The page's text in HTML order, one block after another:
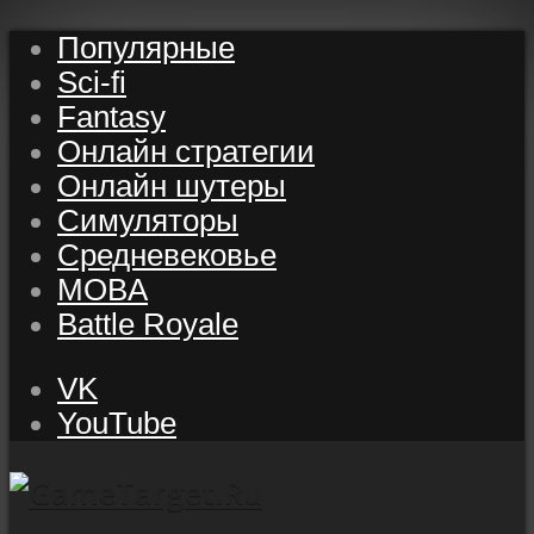
Популярные
Sci-fi
Fantasy
Онлайн стратегии
Онлайн шутеры
Симуляторы
Средневековье
MOBA
Battle Royale
VK
YouTube